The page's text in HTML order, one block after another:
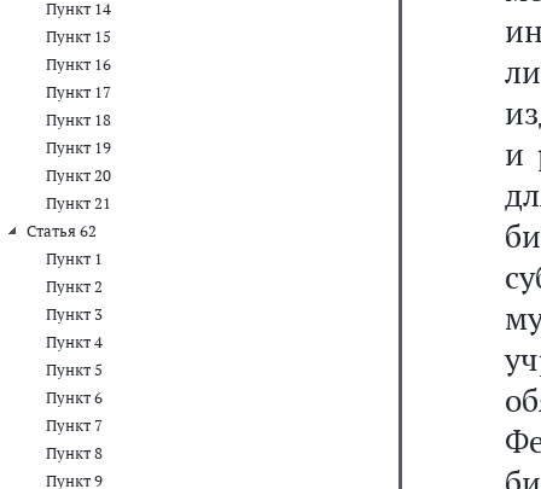
Пункт 14
Пункт 15
Пункт 16
Пункт 17
Пункт 18
Пункт 19
Пункт 20
Пункт 21
Статья 62
Пункт 1
Пункт 2
Пункт 3
Пункт 4
Пункт 5
Пункт 6
Пункт 7
Пункт 8
Пункт 9
и